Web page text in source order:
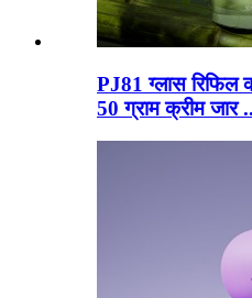
PJ81 ग्लास रिफिल
50 ग्राम क्रीम जार